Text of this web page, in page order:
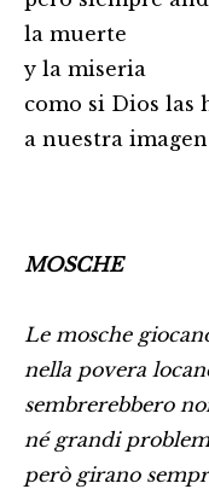
la muerte
y la miseria
como si Dios las
a nuestra
MOSCHE
Le mosche
nella povera
sembrerebbero
né grandi
però girano